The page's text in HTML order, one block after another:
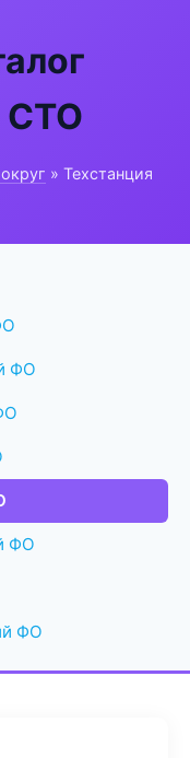
СТО
» Техстанция
ФО
ФО
ФО